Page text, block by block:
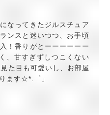
なってきたジルスチュア
ンスと迷いつつ、お手頃
！香りがとーーーーーー
、甘すぎずしつこくない
た目も可愛いし、お部屋
ます☆*.゜」